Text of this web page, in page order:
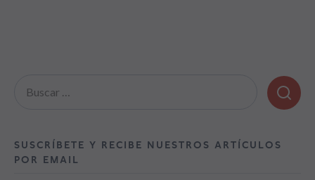
SUSCRÍBETE Y RECIBE NUESTROS ARTÍCULOS
POR EMAIL